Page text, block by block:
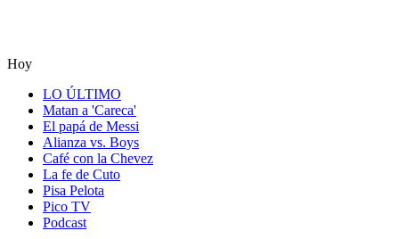
Hoy
LO ÚLTIMO
Matan a 'Careca'
El papá de Messi
Alianza vs. Boys
Café con la Chevez
La fe de Cuto
Pisa Pelota
Pico TV
Podcast